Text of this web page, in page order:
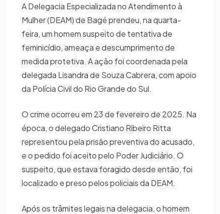
A Delegacia Especializada no Atendimento à
Mulher (DEAM) de Bagé prendeu, na quarta-
feira, um homem suspeito de tentativa de
feminicídio, ameaça e descumprimento de
medida protetiva. A ação foi coordenada pela
delegada Lisandra de Souza Cabrera, com apoio
da Polícia Civil do Rio Grande do Sul.
O crime ocorreu em 23 de fevereiro de 2025. Na
época, o delegado Cristiano Ribeiro Ritta
representou pela prisão preventiva do acusado,
e o pedido foi aceito pelo Poder Judiciário. O
suspeito, que estava foragido desde então, foi
localizado e preso pelos policiais da DEAM.
Após os trâmites legais na delegacia, o homem